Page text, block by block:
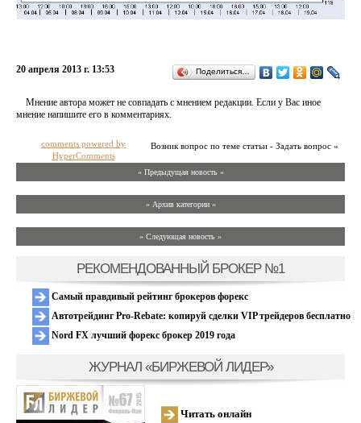
20 апреля 2013 г. 13:53 Поделиться…
Мнение автора может не совпадать с мнением редакции. Если у Вас иное
мнение напишите его в комментариях.
Возник вопрос по теме статьи - Задать вопрос »
comments powered by
HyperComments
« Предыдущая новость «
» Архив категории «
» Следующая новость »
РЕКОМЕНДОВАННЫЙ БРОКЕР №1
Самый правдивый рейтинг брокеров форекс
Автотрейдинг Pro-Rebate: копируй сделки VIP трейдеров бесплатно
Nord FX лучший форекс брокер 2019 года
ЖУРНАЛ «БИРЖЕВОЙ ЛИДЕР»
Читать онлайн